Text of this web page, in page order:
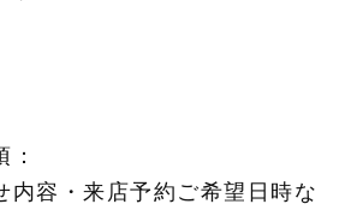
内容・来店予約ご希望日時な